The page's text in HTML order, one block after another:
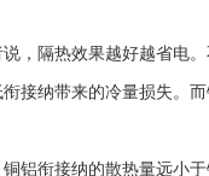
，隔热效果越好越省电。
接纳带来的冷量损失。
衔接纳的散热量远小于